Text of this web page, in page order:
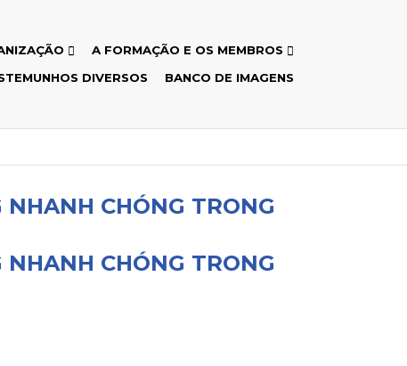
A FORMAÇÃO E OS MEMBROS
DIVERSOS BANCO DE IMAGENS
CHÓNG TRONG
CHÓNG TRONG